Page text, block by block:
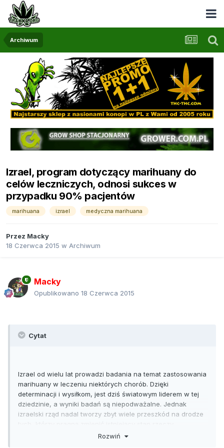
Archiwum
Izrael, program dotyczący marihuany do
celów leczniczych, odnosi sukces w
przypadku 90% pacjentów
marihuana izrael medyczna marihuana
Przez Macky
18 Czerwca 2015 w Archiwum
Macky
Opublikowano 18 Czerwca 2015
Cytat
Izrael od wielu lat prowadzi badania na temat zastosowania
marihuany w leczeniu niektórych chorób. Dzięki
determinacji i wysiłkom, jest dziś światowym liderem w tej
dziedzinie, a wyniki badań są niepodważalne. Jednak
izraelski rząd nadal tworzy zbyt wiele przeszkód na drodze
Pięćdziesiąt lat temu, Raphael Mechoulam rozpoczął w
Rozwiń